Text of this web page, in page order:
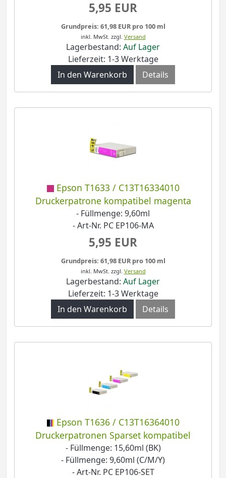
5,95 EUR
Grundpreis: 61,98 EUR pro 100 ml
inkl. MwSt. zzgl. Versand
Lagerbestand: Auf Lager
Lieferzeit: 1-3 Werktage
In den Warenkorb
Details
Epson T1633 / C13T16334010
Druckerpatrone kompatibel magenta
- Füllmenge: 9,60ml
- Art-Nr. PC EP106-MA
5,95 EUR
Grundpreis: 61,98 EUR pro 100 ml
inkl. MwSt. zzgl. Versand
Lagerbestand: Auf Lager
Lieferzeit: 1-3 Werktage
In den Warenkorb
Details
Epson T1636 / C13T16364010
Druckerpatronen Sparset kompatibel
- Füllmenge: 15,60ml (BK)
- Füllmenge: 9,60ml (C/M/Y)
- Art-Nr. PC EP106-SET